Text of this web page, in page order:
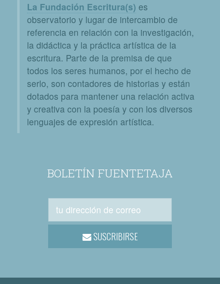
La Fundación Escritura(s) es
observatorio y lugar de intercambio de
referencia en relación con la investigación,
la didáctica y la práctica artística de la
escritura. Parte de la premisa de que
todos los seres humanos, por el hecho de
serlo, son contadores de historias y están
dotados para mantener una relación activa
y creativa con la poesía y con los diversos
lenguajes de expresión artística.
BOLETÍN FUENTETAJA
SUSCRIBIRSE